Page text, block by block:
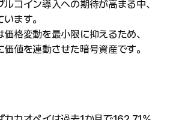
コイン導入への期待が高まる中、
ます。
格変動を最小限に抑えるため、
価値を連動させた暗号資産です。